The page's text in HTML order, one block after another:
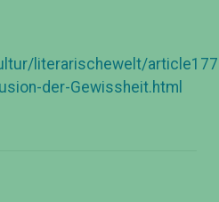
literarischewelt/
der-Gewissheit.html